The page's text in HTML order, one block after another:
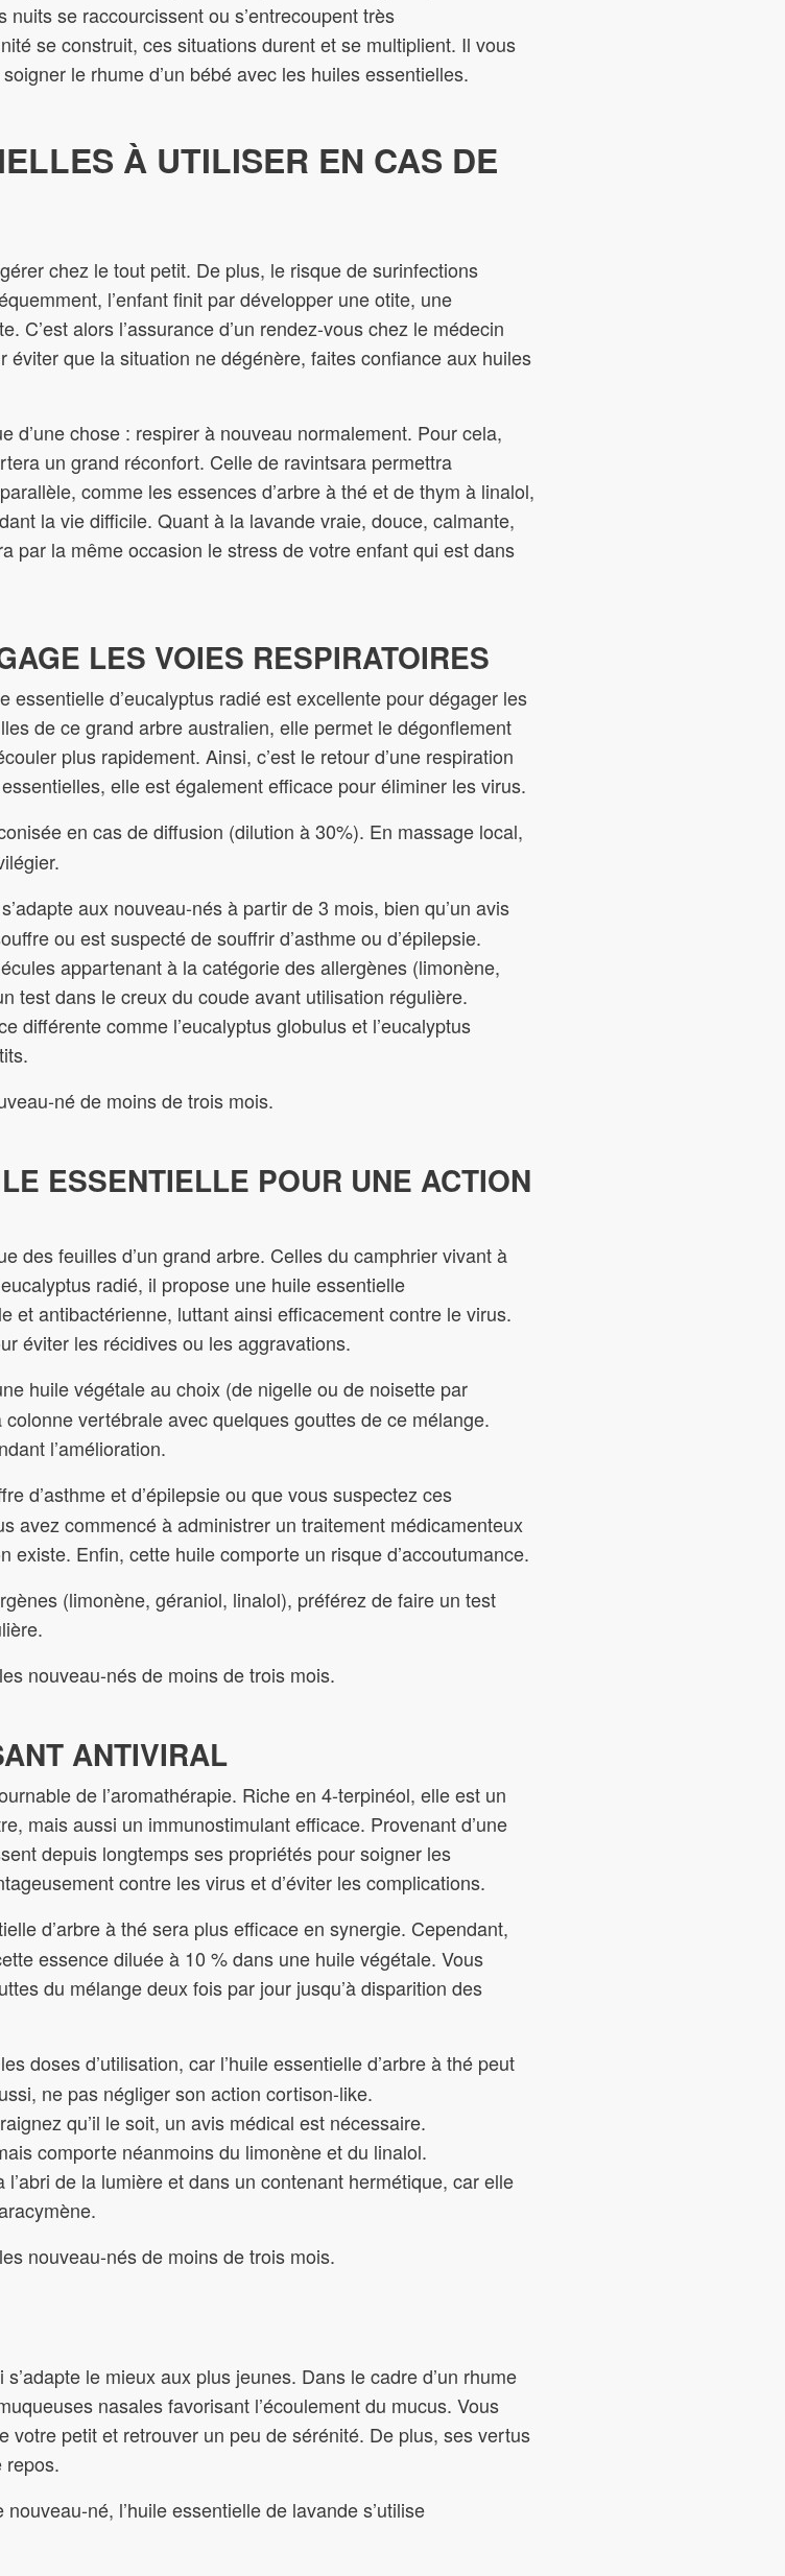
se raccourcissent ou s’entrecoupent très
se construit, ces situations durent et se multiplient. Il vous
le rhume d’un bébé avec les huiles essentielles.
À UTILISER EN CAS DE
chez le tout petit. De plus, le risque de surinfections
l’enfant finit par développer une otite, une
C’est alors l’assurance d’un rendez-vous chez le médecin
que la situation ne dégénère, faites confiance aux huiles
d’une chose : respirer à nouveau normalement. Pour cela,
un grand réconfort. Celle de ravintsara permettra
comme les essences d’arbre à thé et de thym à linalol,
la vie difficile. Quant à la lavande vraie, douce, calmante,
par la même occasion le stress de votre enfant qui est dans
LES VOIES RESPIRATOIRES
essentielle d’eucalyptus radié est excellente pour dégager les
de ce grand arbre australien, elle permet le dégonflement
plus rapidement. Ainsi, c’est le retour d’une respiration
elle est également efficace pour éliminer les virus.
en cas de diffusion (dilution à 30%). En massage local,
aux nouveau-nés à partir de 3 mois, bien qu’un avis
ou est suspecté de souffrir d’asthme ou d’épilepsie.
appartenant à la catégorie des allergènes (limonène,
test dans le creux du coude avant utilisation régulière.
différente comme l’eucalyptus globulus et l’eucalyptus
né de moins de trois mois.
ESSENTIELLE POUR UNE ACTION
des feuilles d’un grand arbre. Celles du camphrier vivant à
radié, il propose une huile essentielle
et antibactérienne, luttant ainsi efficacement contre le virus.
éviter les récidives ou les aggravations.
huile végétale au choix (de nigelle ou de noisette par
vertébrale avec quelques gouttes de ce mélange.
l’amélioration.
d’asthme et d’épilepsie ou que vous suspectez ces
avez commencé à administrer un traitement médicamenteux
existe. Enfin, cette huile comporte un risque d’accoutumance.
(limonène, géraniol, linalol), préférez de faire un test
nouveau-nés de moins de trois mois.
ANTIVIRAL
de l’aromathérapie. Riche en 4-terpinéol, elle est un
mais aussi un immunostimulant efficace. Provenant d’une
depuis longtemps ses propriétés pour soigner les
contre les virus et d’éviter les complications.
d’arbre à thé sera plus efficace en synergie. Cependant,
essence diluée à 10 % dans une huile végétale. Vous
du mélange deux fois par jour jusqu’à disparition des
doses d’utilisation, car l’huile essentielle d’arbre à thé peut
ne pas négliger son action cortison-like.
qu’il le soit, un avis médical est nécessaire.
comporte néanmoins du limonène et du linalol.
de la lumière et dans un contenant hermétique, car elle
nouveau-nés de moins de trois mois.
le mieux aux plus jeunes. Dans le cadre d’un rhume
nasales favorisant l’écoulement du mucus. Vous
votre petit et retrouver un peu de sérénité. De plus, ses vertus
repos.
né, l’huile essentielle de lavande s’utilise